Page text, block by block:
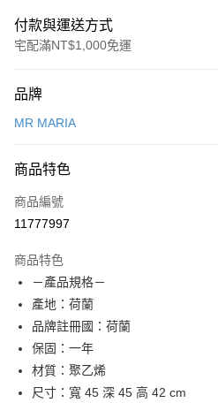
付款與運送方式
宅配滿NT$1,000免運
信用卡一次付款
6 期 0 利率 每期
合作金庫商業銀行
上海商業儲蓄銀行
臺灣中小企業銀行
匯豐（台灣）商業銀行
聯邦商業銀行
元大商業銀行
玉山商業銀行
台灣樂天信用卡公司
LINE Pay
Apple Pay
街口支付
悠遊付
Google Pay
全盈+PAY
大哥付你分期
品牌
MR MARIA
商品特色
商品編號
11777997
商品特色
－產品規格－
產地：荷蘭
品牌註冊國：荷蘭
保固：一年
材質：聚乙烯
尺寸：寬 45 深 45 高 42 cm